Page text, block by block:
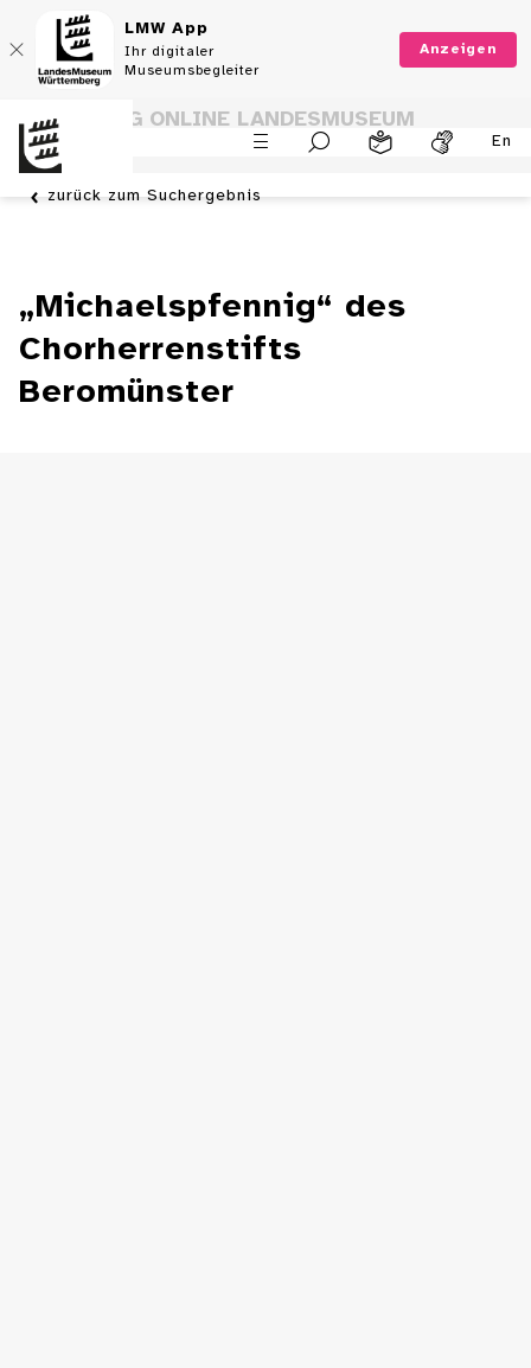
LMW App
Ihr digitaler
Museumsbegleiter
Anzeigen
En
SAMMLUNG ONLINE LANDESMUSEUM
WÜRTTEMBERG
zurück zum Suchergebnis
„Michaelspfennig“ des
Chorherrenstifts
Beromünster